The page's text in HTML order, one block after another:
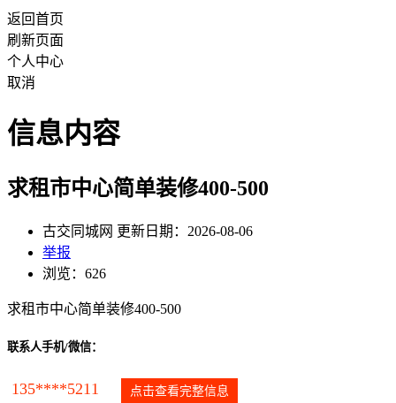
返回首页
刷新页面
个人中心
取消
信息内容
求租市中心简单装修400-500
古交同城网 更新日期：2026-08-06
举报
浏览：626
求租市中心简单装修400-500
联系人手机/微信：
135****5211 点击查看完整信息